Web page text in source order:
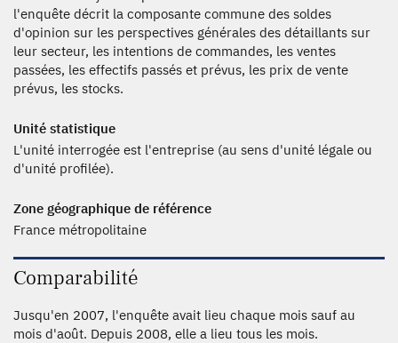
l'enquête décrit la composante commune des soldes
d'opinion sur les perspectives générales des détaillants sur
leur secteur, les intentions de commandes, les ventes
passées, les effectifs passés et prévus, les prix de vente
prévus, les stocks.
Unité statistique
L'unité interrogée est l'entreprise (au sens d'unité légale ou
d'unité profilée).
Zone géographique de référence
France métropolitaine
Comparabilité
Jusqu'en 2007, l'enquête avait lieu chaque mois sauf au
mois d'août. Depuis 2008, elle a lieu tous les mois.